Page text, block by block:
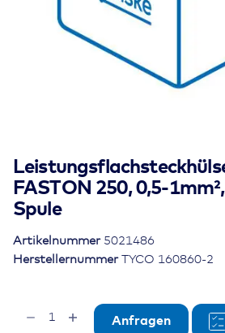
FASTON 250, 0,5-
Spule
Herstellernummer TYCO 160860-2
Artikelnummer 5021486
Leistungsflachsteckhülse
Anfragen